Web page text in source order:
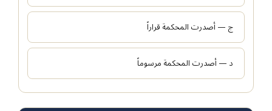
ج — أصدرت المحكمة قراراً
د — أصدرت المحكمة مرسوماً